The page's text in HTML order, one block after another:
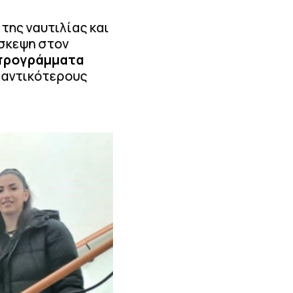
ναυτιλίας και
στον